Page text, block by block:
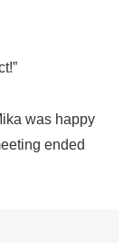
was happy
ended